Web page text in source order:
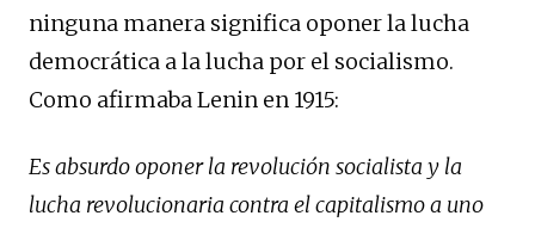
ninguna manera significa oponer la lucha
democrática a la lucha por el socialismo.
Como afirmaba Lenin en 1915:
Es absurdo oponer la revolución socialista y la
lucha revolucionaria contra el capitalismo a uno